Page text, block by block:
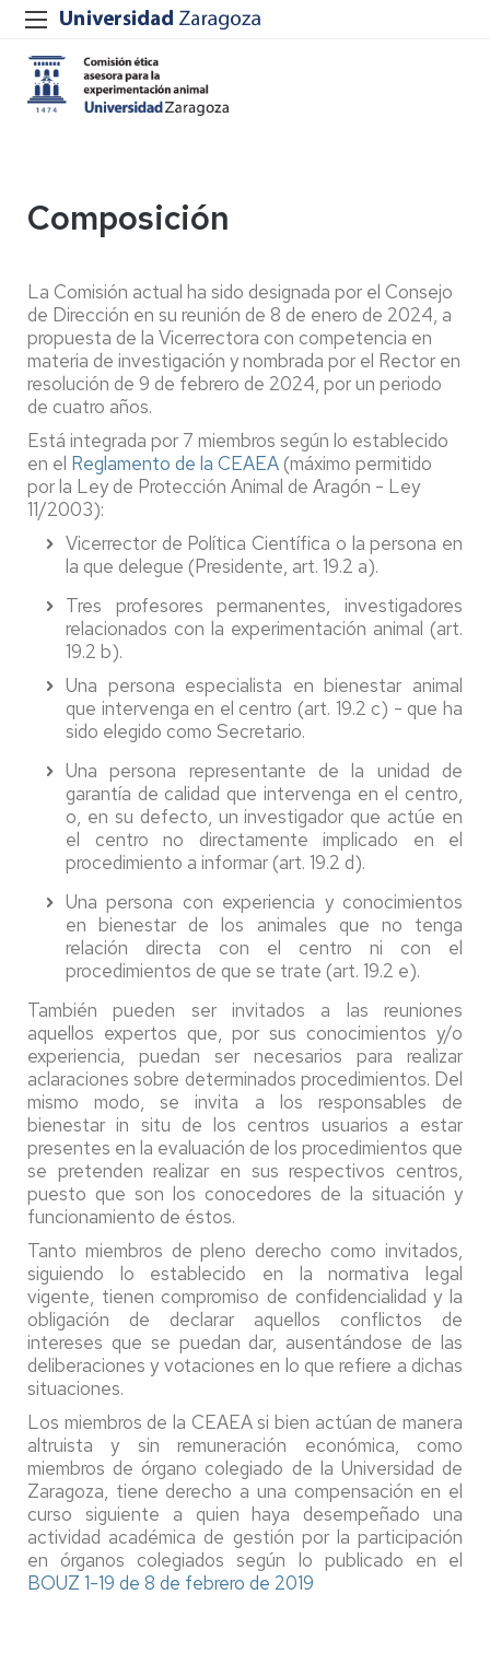
Composición
La Comisión actual ha sido designada por el Consejo
de Dirección en su reunión de 8 de enero de 2024, a
propuesta de la Vicerrectora con competencia en
materia de investigación y nombrada por el Rector en
resolución de 9 de febrero de 2024, por un periodo
de cuatro años.
Está integrada por 7 miembros según lo establecido
en el Reglamento de la CEAEA(máximo permitido
por la Ley de Protección Animal de Aragón - Ley
11/2003):
Vicerrector de Política Científica o la persona en
la que delegue (Presidente, art. 19.2 a).
Tres profesores permanentes, investigadores
relacionados con la experimentación animal (art.
19.2 b).
Una persona especialista en bienestar animal
que intervenga en el centro (art. 19.2 c) - que ha
sido elegido como Secretario.
Una persona representante de la unidad de
garantía de calidad que intervenga en el centro,
o, en su defecto, un investigador que actúe en
el centro no directamente implicado en el
procedimiento a informar (art. 19.2 d).
Una persona con experiencia y conocimientos
en bienestar de los animales que no tenga
relación directa con el centro ni con el
procedimientos de que se trate (art. 19.2 e).
También pueden ser invitados a las reuniones
aquellos expertos que, por sus conocimientos y/o
experiencia, puedan ser necesarios para realizar
aclaraciones sobre determinados procedimientos. Del
mismo modo, se invita a los responsables de
bienestar in situ de los centros usuarios a estar
presentes en la evaluación de los procedimientos que
se pretenden realizar en sus respectivos centros,
puesto que son los conocedores de la situación y
funcionamiento de éstos.
Tanto miembros de pleno derecho como invitados,
siguiendo lo establecido en la normativa legal
vigente, tienen compromiso de confidencialidad y la
obligación de declarar aquellos conflictos de
intereses que se puedan dar, ausentándose de las
deliberaciones y votaciones en lo que refiere a dichas
situaciones.
Los miembros de la CEAEA si bien actúan de manera
altruista y sin remuneración económica, como
miembros de órgano colegiado de la Universidad de
Zaragoza, tiene derecho a una compensación en el
curso siguiente a quien haya desempeñado una
actividad académica de gestión por la participación
en órganos colegiados según lo publicado en el
BOUZ 1-19 de 8 de febrero de 2019